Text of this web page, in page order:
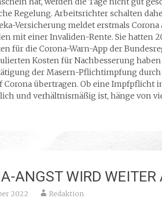
Regelung. Arbeitsrichter schalten
Versicherung meldet erstmals
mit einer Invaliden-Rente. Sie hatten
für die Corona-Warn-App der
Kosten für Nachbesserung
der Masern-Pflichtimpfung
Corona übertragen. Ob eine Impfpflicht
und verhältnismäßig ist, hänge von
ANGST WIRD
2022 Redaktion